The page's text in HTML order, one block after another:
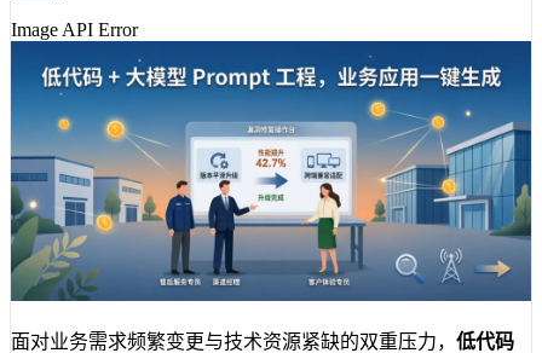
Image API Error
面对业务需求频繁变更与技术资源紧缺的双重压力， 低代码